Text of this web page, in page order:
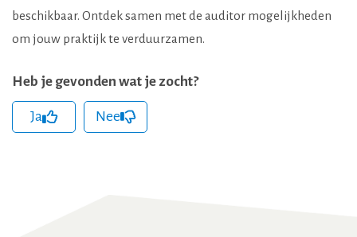
beschikbaar. Ontdek samen met de auditor mogelijkheden
om jouw praktijk te verduurzamen.
Heb je gevonden wat je zocht?
Ja Nee